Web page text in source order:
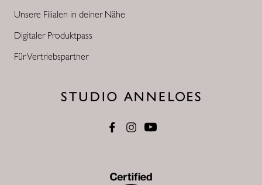
Unsere Filialen in deiner Nähe
Digitaler Produktpass
Für Vertriebspartner